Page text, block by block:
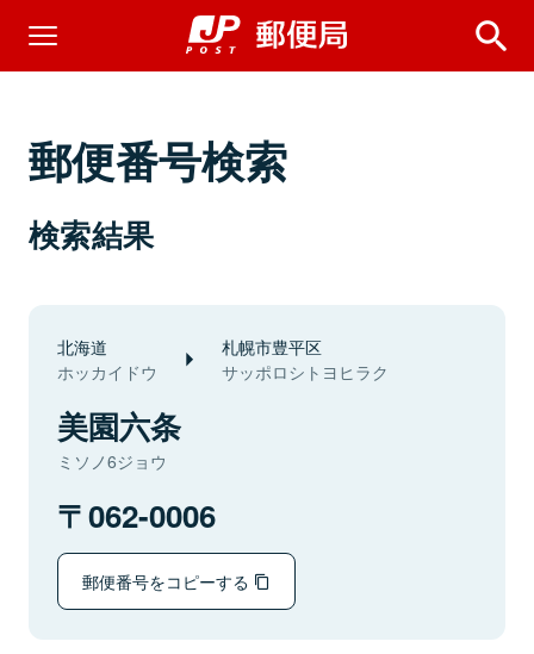
郵便番号検索
検索結果
北海道
ホッカイドウ
札幌市豊平区
サッポロシトヨヒラク
美園六条
ミソノ6ジョウ
062-0006
郵便番号をコピーする